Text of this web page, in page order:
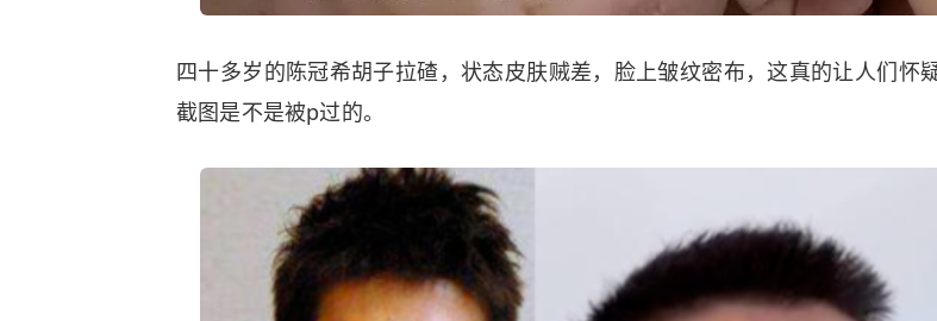
四十多岁的陈冠希胡子拉碴，状态皮肤贼差，脸上皱纹密布，这真的让人们怀
截图是不是被p过的。